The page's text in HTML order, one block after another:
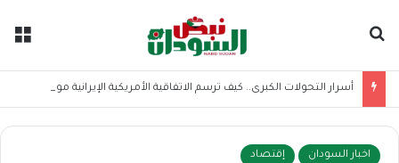
اخبار السودان إقتصاد